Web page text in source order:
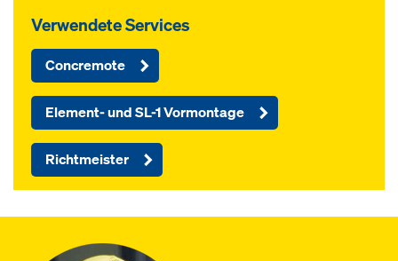
Verwendete Services
Concremote
Element- und SL-1 Vormontage
Richtmeister